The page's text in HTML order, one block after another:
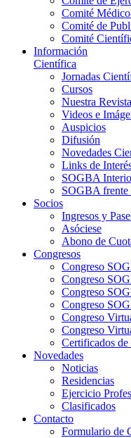
Comité
Comité de
Comité
Información
Científica
Jornadas
Cursos
Nuestra Revista
Videos e
Auspicios
Difusión
Novedades
Links de
SOGBA
SOGBA frente
Socios
Ingresos y
Asóciese
Abono de
Congresos
Congreso
Congreso
Congreso
Congreso
Congreso
Congreso
Certificados
Novedades
Noticias
Residencias
Ejercicio
Clasificados
Contacto
Formulario de